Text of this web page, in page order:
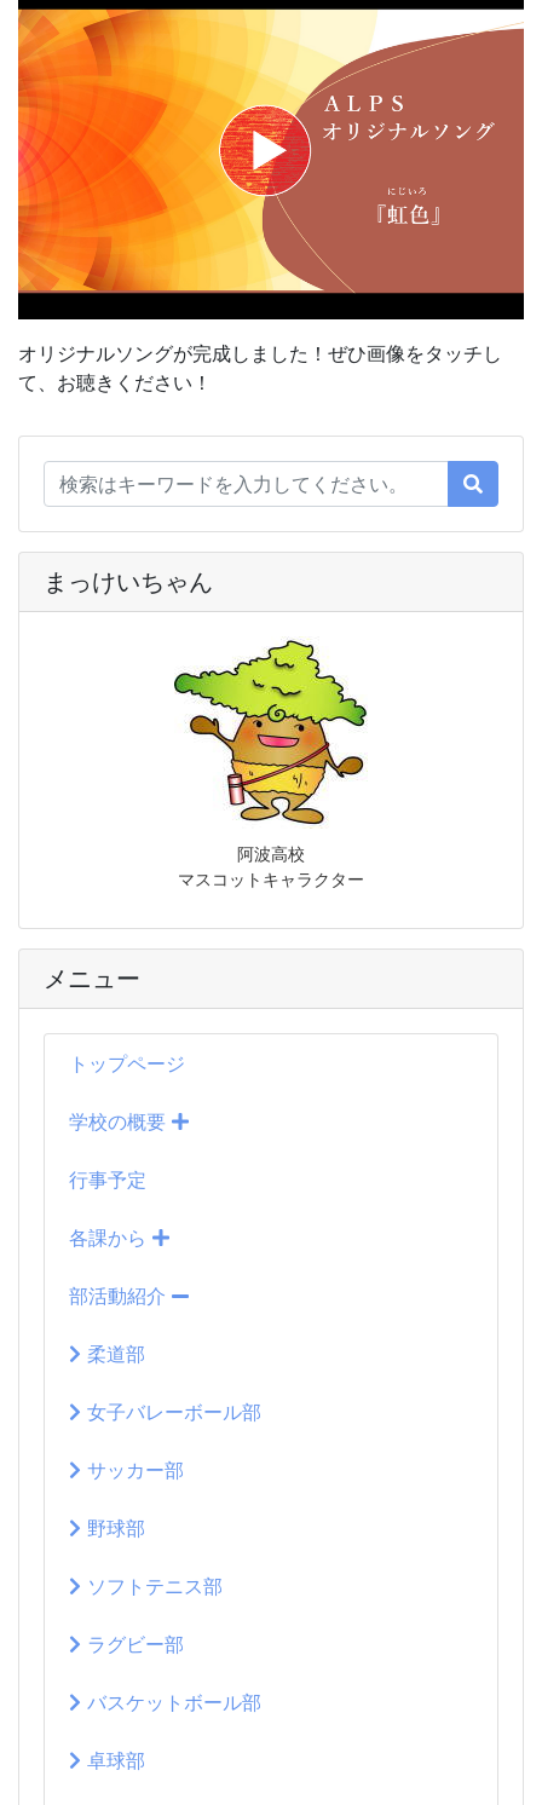
オリジナルソングが完成しました！ぜひ画像をタッチし
て、お聴きください！
まっけいちゃん
阿波高校
マスコットキャラクター
メニュー
トップページ
学校の概要
行事予定
各課から
部活動紹介
柔道部
女子バレーボール部
サッカー部
野球部
ソフトテニス部
ラグビー部
バスケットボール部
卓球部